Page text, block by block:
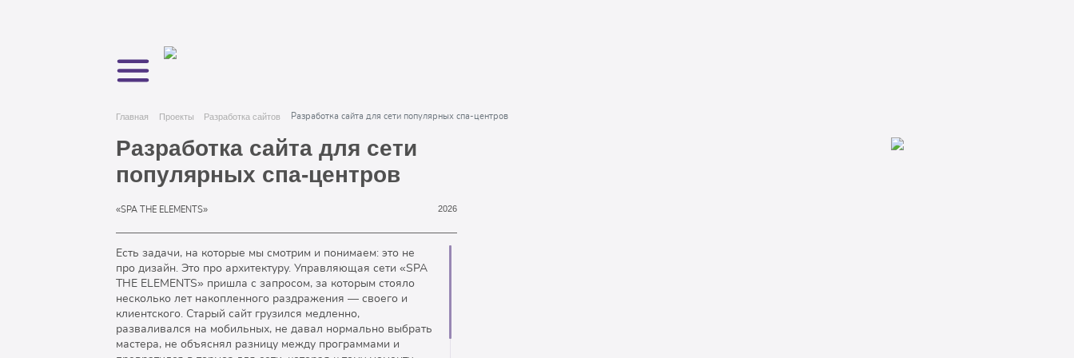
Главная Проекты Разработка сайтов Разработка сайта для сети популярных спа-центров
Разработка сайта для сети
популярных спа-центров
«SPA THE ELEMENTS» 2026
Есть задачи, на которые мы смотрим и понимаем: это не
про дизайн. Это про архитектуру. Управляющая сети «SPA
THE ELEMENTS» пришла с запросом, за которым стояло
несколько лет накопленного раздражения — своего и
клиентского. Старый сайт грузился медленно,
разваливался на мобильных, не давал нормально выбрать
мастера, не объяснял разницу между программами и